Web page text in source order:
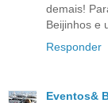
demais!
Beijinhos e
Responder
Eventos&